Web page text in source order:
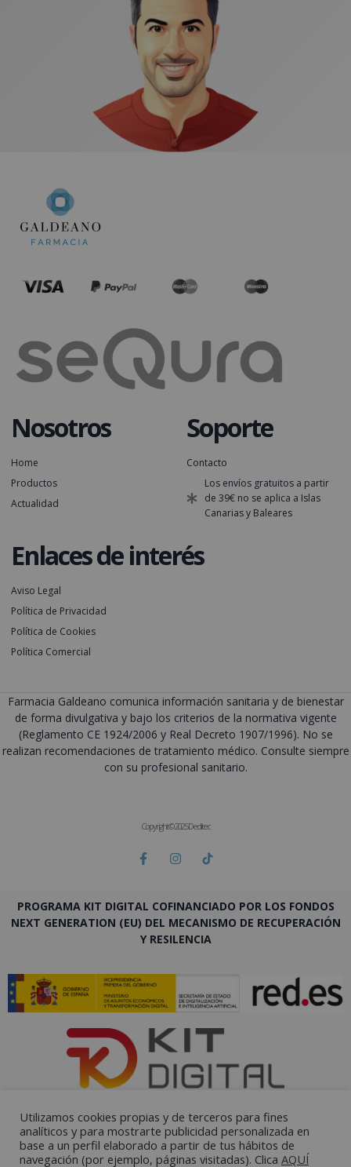
Nosotros
Home
Productos
Actualidad
Soporte
Contacto
Los envíos gratuitos a partir
de 39€ no se aplica a Islas
Canarias y Baleares
Enlaces de interés
Aviso Legal
Política de Privacidad
Política de Cookies
Política Comercial
Farmacia Galdeano comunica información sanitaria y de bienestar
de forma divulgativa y bajo los criterios de la normativa vigente
(Reglamento CE 1924/2006 y Real Decreto 1907/1996). No se
realizan recomendaciones de tratamiento médico. Consulte siempre
con su profesional sanitario.
Copyright © 2025 Deditec
PROGRAMA KIT DIGITAL COFINANCIADO POR LOS FONDOS
NEXT GENERATION (EU) DEL MECANISMO DE RECUPERACIÓN
Y RESILENCIA
Utilizamos cookies propias y de terceros para fines
analíticos y para mostrarte publicidad personalizada en
base a un perfil elaborado a partir de tus hábitos de
navegación (por ejemplo, páginas visitadas). Clica AQUÍ